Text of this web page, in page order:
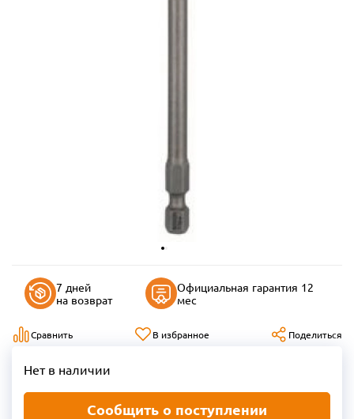
7 дней
на возврат
Официальная гарантия 12
мес
Сравнить В избранное Поделиться
Нет в наличии
Сообщить о поступлении